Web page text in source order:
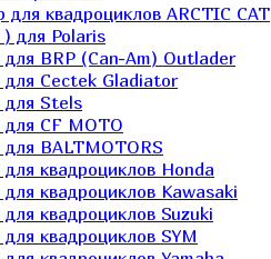
квадроциклов ARCTIC CAT
для Polaris
BRP (Can-Am) Outlader
Cectek Gladiator
для Stels
СF MOTO
BALTMOTORS
квадроциклов Honda
квадроциклов Kawasaki
квадроциклов Suzuki
квадроциклов SYM